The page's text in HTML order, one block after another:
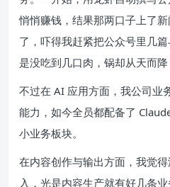
悄悄赚钱，结果那两口子上了
了，吓得我赶紧把公众号里几
是没吃到几口肉，锅却从天而降
不过在 AI 应用方面，我公司业
能力，如今全员都配备了
小业务板块。
在内容创作与输出方面，我觉
入，光是内容生产就有好几条